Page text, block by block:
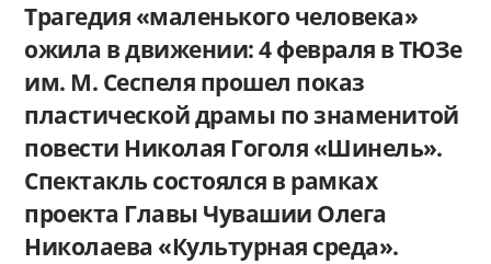
Трагедия «маленького человека»
ожила в движении: 4 февраля в ТЮЗе
им. М. Сеспеля прошел показ
пластической драмы по знаменитой
повести Николая Гоголя «Шинель».
Спектакль состоялся в рамках
проекта Главы Чувашии Олега
Николаева «Культурная среда».